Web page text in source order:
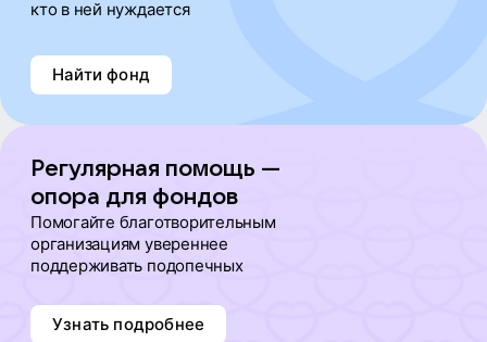
кто в ней нуждается
Найти фонд
Регулярная помощь —
опора для фондов
Помогайте благотворительным
организациям увереннее
поддерживать подопечных
Узнать подробнее